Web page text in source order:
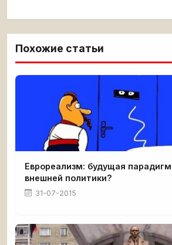
Похожие статьи
Еврореализм: будущая
внешней политики?
31-07-2015